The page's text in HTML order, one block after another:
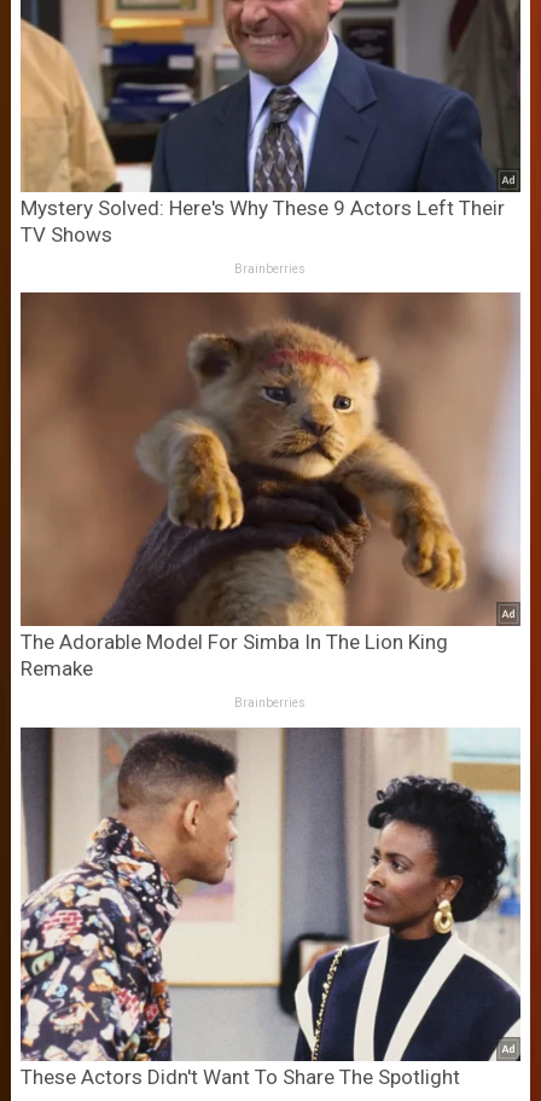
Mystery Solved: Here's Why These 9 Actors Left Their
TV Shows
Brainberries
The Adorable Model For Simba In The Lion King
Remake
Brainberries
These Actors Didn't Want To Share The Spotlight